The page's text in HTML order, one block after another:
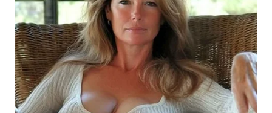
WN
TEBING
TINGGI
WN
PAKPAK